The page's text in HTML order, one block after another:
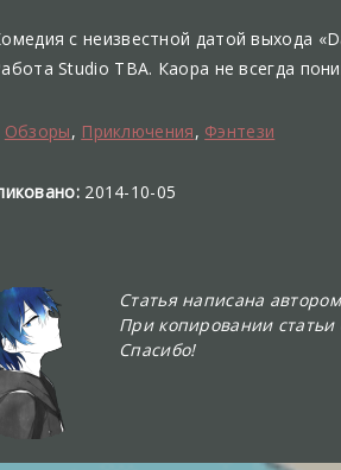
с неизвестной датой выхода
Studio TBA. Каора не всегда
Обзоры, Приключения, Фэнтези
2014-10-05
Статья написана
При копировании статьи
Спасибо!